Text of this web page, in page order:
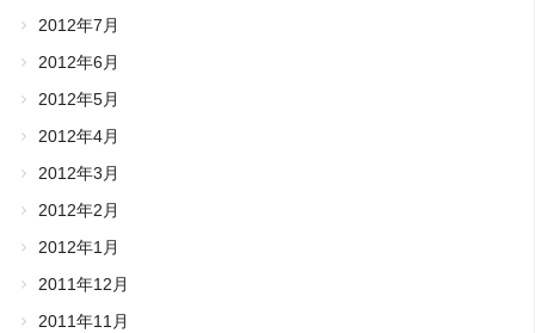
2012年7月
2012年6月
2012年5月
2012年4月
2012年3月
2012年2月
2012年1月
2011年12月
2011年11月